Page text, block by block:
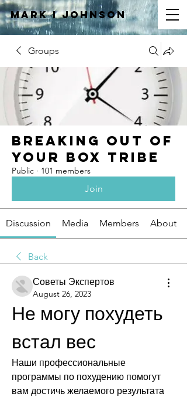
Mark IJOHNSON
Groups
Breaking Out of
Your Box Tribe
Public · 101 members
Join
Discussion Media Members About
Back
Советы Экспертов
August 26, 2023
Не могу похудеть
встал вес
Наши профессиональные
программы по похудению помогут
вам достичь желаемого результата